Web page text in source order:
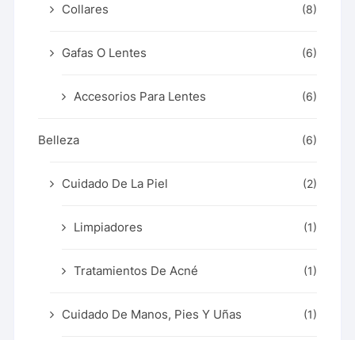
Collares (8)
Gafas O Lentes (6)
Accesorios Para Lentes (6)
Belleza (6)
Cuidado De La Piel (2)
Limpiadores (1)
Tratamientos De Acné (1)
Cuidado De Manos, Pies Y Uñas (1)